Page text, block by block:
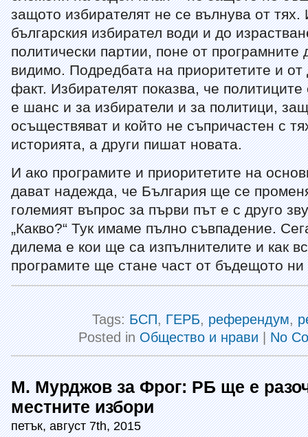
защото избирателят не се вълнува от тях.
българския избирател води и до
политически партии, поне от програмните
видимо. Подредбата на приоритетите и от
факт. Избирателят показва, че политиците
е шанс и за избиратели и за политици,
осъществяват и който не съпричастен с
историята, а други пишат новата.
И ако програмите и приоритетите на
дават надежда, че България ще се
големият въпрос за първи път е с друго
„Какво?“ Тук имаме пълно съвпадение.
дилема е кои ще са изпълнителите и как
програмите ще стане част от бъдещото ни
Tags:БСП,ГЕРБ,референдум,
Posted inОбщество и нрави|No
М. Мурджов за Фрог: РБ ще е
местните избори
петък, август 7th, 2015